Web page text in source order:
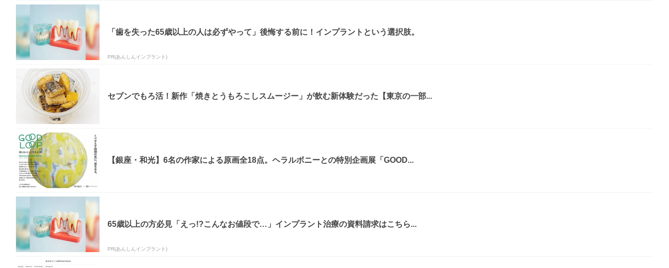
「歯を失った65歳以上の人は必ずやって」後悔する前に！インプラントという選択肢。
PR(あんしんインプラント)
セブンでもろ活！新作「焼きとうもろこしスムージー」が飲む新体験だった【東京の一部...
【銀座・和光】6名の作家による原画全18点。ヘラルボニーとの特別企画展「GOOD...
65歳以上の方必見「えっ!?こんなお値段で…」インプラント治療の資料請求はこちら...
PR(あんしんインプラント)